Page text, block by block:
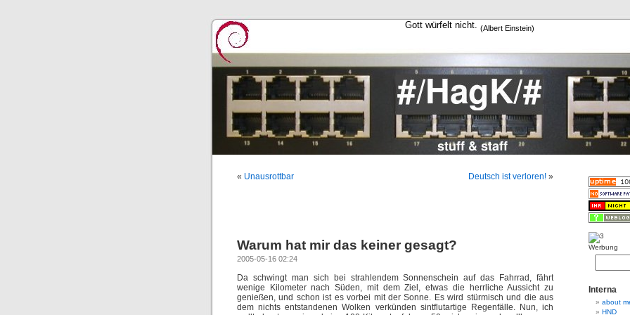
Gott würfelt nicht. (Albert Einstein)
« Unausrottbar Deutsch ist verloren! »
Warum hat mir das keiner gesagt?
2005-05-16 02:24
Da schwingt man sich bei strahlendem Sonnenschein auf das Fahrrad, fährt
wenige Kilometer nach Süden, mit dem Ziel, etwas die herrliche Aussicht zu
genießen, und schon ist es vorbei mit der Sonne. Es wird stürmisch und die aus
dem nichts entstandenen Wolken verkünden sintflutartige Regenfälle. Nun, ich
Werbung
Interna
about
HND